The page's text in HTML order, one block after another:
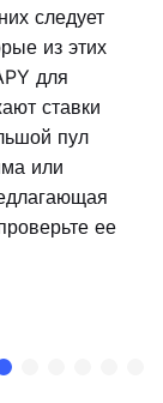
следует
из этих
для
ставки
пул
или
ее